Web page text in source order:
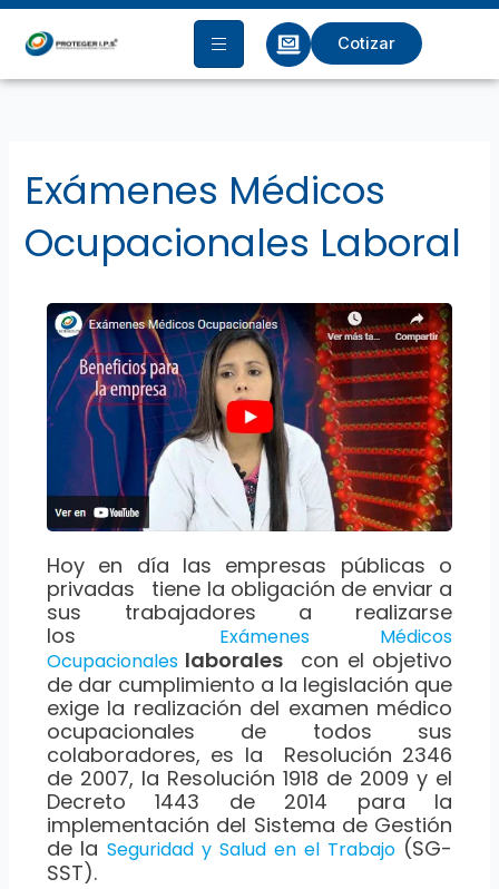
Ir
contenido
Cotizar
Exámenes Médicos
Ocupacionales Laboral
Hoy en día las empresas públicas o
privadas tiene la obligación de enviar a
sus trabajadores a realizarse
los Exámenes Médicos
Ocupacionaleslaborales con el objetivo
de dar cumplimiento a la legislación que
exige la realización del examen médico
ocupacionales de todos sus
colaboradores, es la Resolución 2346
de 2007, la Resolución 1918 de 2009 y el
Decreto 1443 de 2014 para la
implementación del Sistema de Gestión
de laSeguridad y Salud en el Trabajo(SG-
SST).